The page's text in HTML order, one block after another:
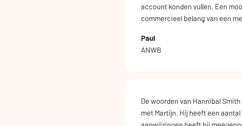
account konden vullen. Een
commercieel belang van een
Paul
ANWB
De woorden van Hannibal Smith
met Martijn. Hij heeft een